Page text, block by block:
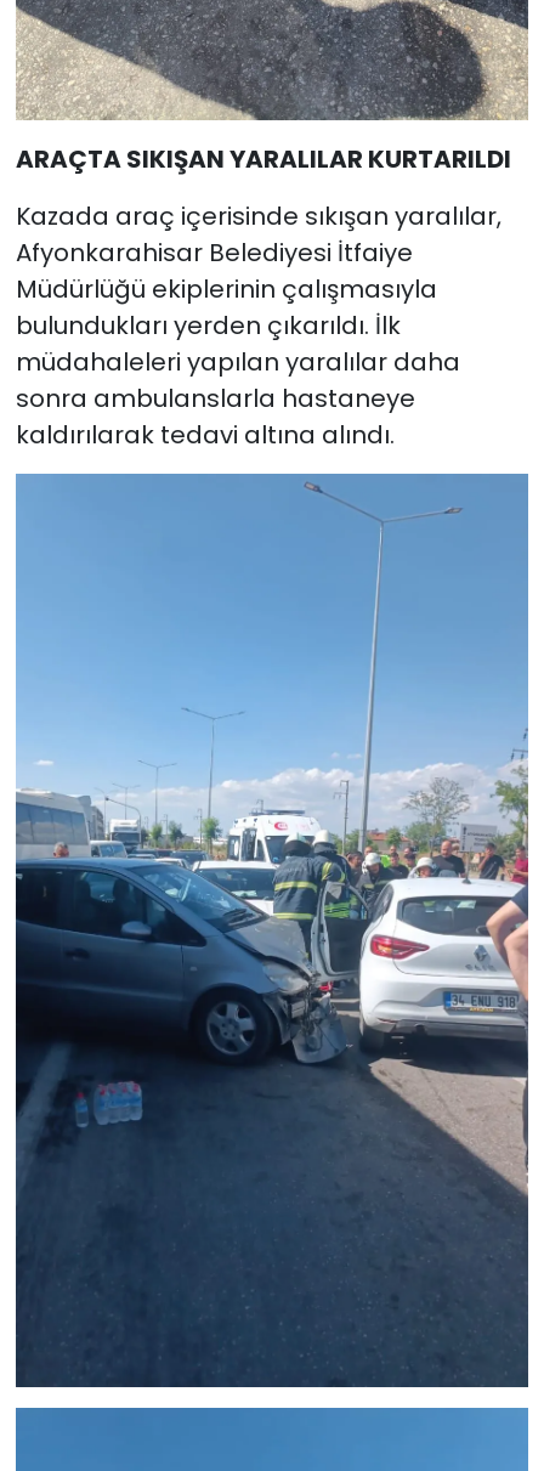
ARAÇTA SIKIŞAN YARALILAR KURTARILDI
Kazada araç içerisinde sıkışan yaralılar,
Afyonkarahisar Belediyesi İtfaiye
Müdürlüğü ekiplerinin çalışmasıyla
bulundukları yerden çıkarıldı. İlk
müdahaleleri yapılan yaralılar daha
sonra ambulanslarla hastaneye
kaldırılarak tedavi altına alındı.